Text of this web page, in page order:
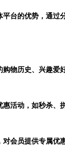
台的优势，通过
物历史、兴趣爱
活动，如秒杀、
会员提供专属优